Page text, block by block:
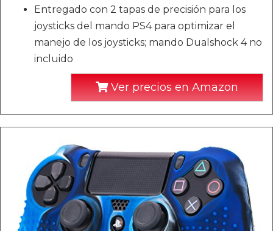
Entregado con 2 tapas de precisión para los
joysticks del mando PS4 para optimizar el
manejo de los joysticks; mando Dualshock 4 no
incluido
Ver precios en Amazon